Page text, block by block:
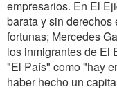
empresarios. En El
barata y sin
fortunas; Mercedes
los inmigrantes de El
"El País" como "hay
haber hecho un